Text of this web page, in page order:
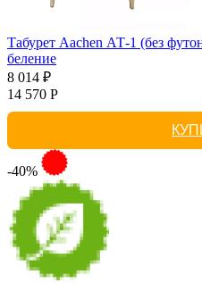
Табурет Aachen АТ-1 (без
беление
8 014 ₽
14 570 Р
-40%